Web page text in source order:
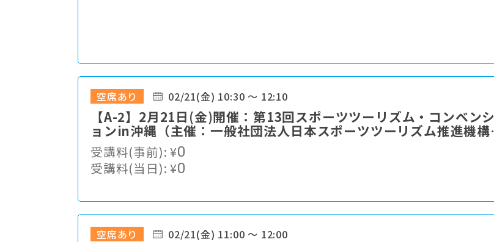
空席あり 02/21(金) 10:30 ～ 12:10
【A-2】2月21日(金)開催：第13回スポーツツーリズム・コンベンシ
ョンin沖縄（主催：一般社団法人日本スポーツツーリズム推進機構
（JSTA））
受講料(事前):¥0
受講料(当日):¥0
空席あり 02/21(金) 11:00 ～ 12:00